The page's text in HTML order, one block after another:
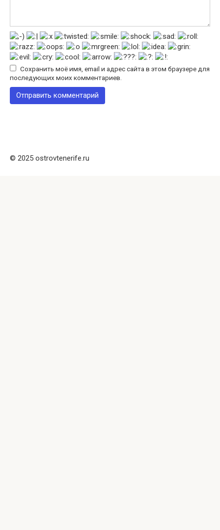
Сохранить моё имя, email и адрес сайта в этом браузере для
последующих моих комментариев.
© 2025 ostrovtenerife.ru